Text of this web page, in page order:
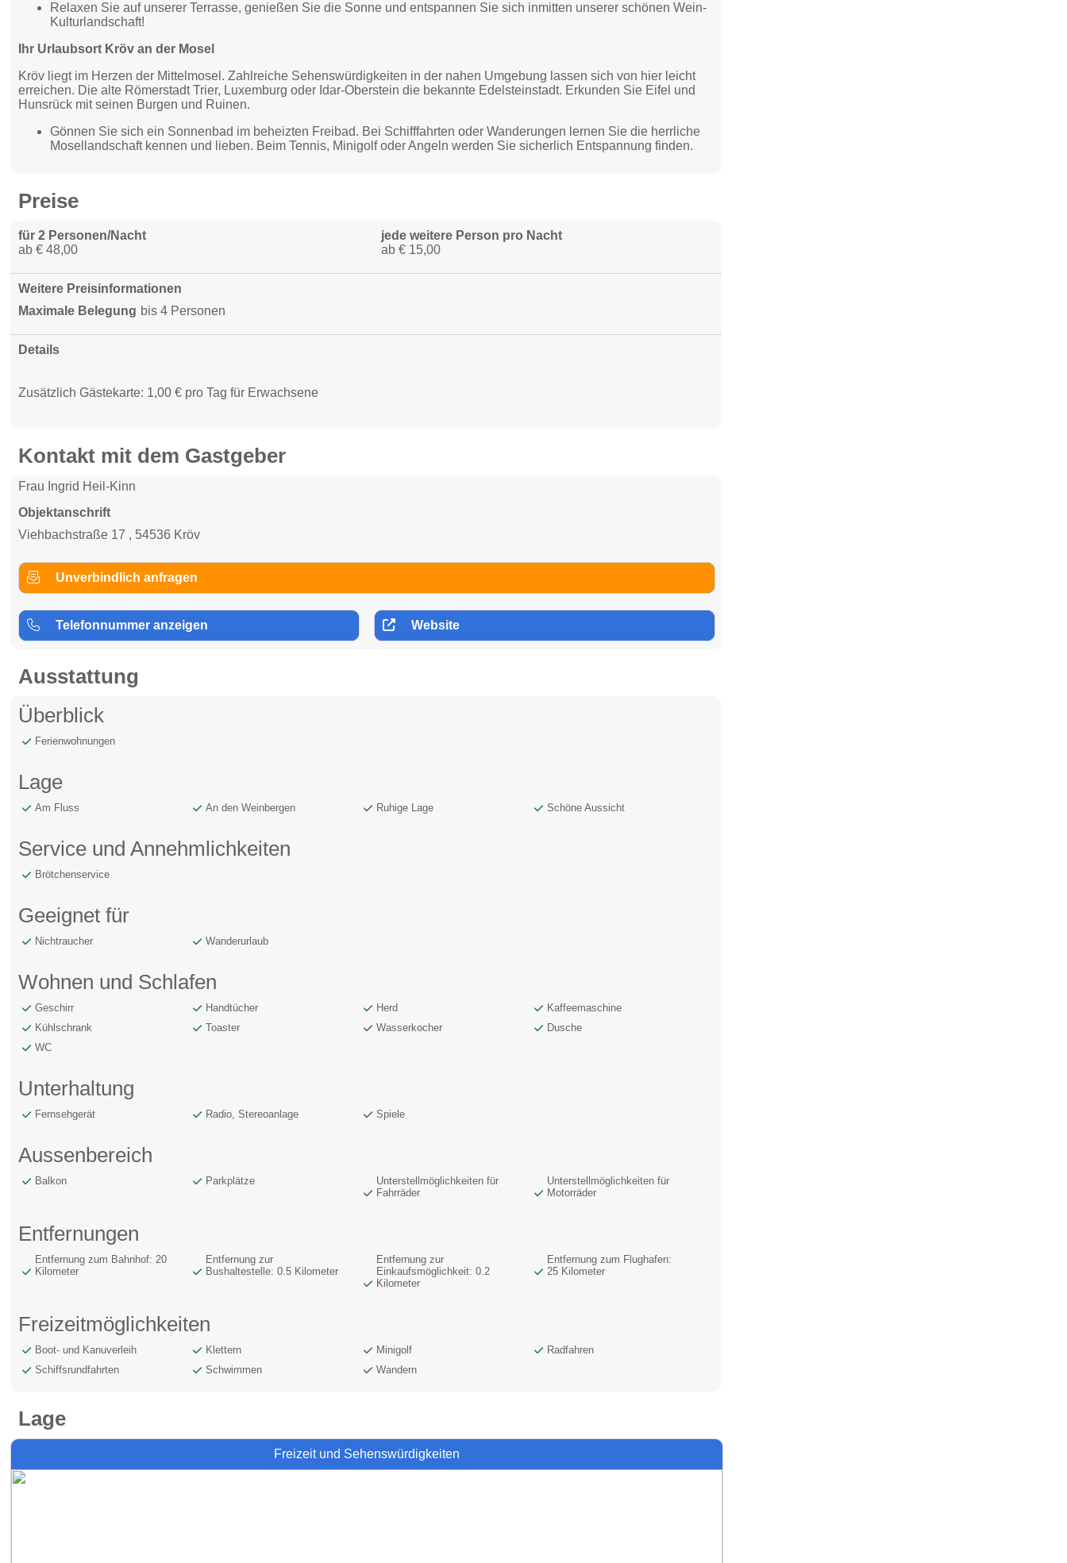
Relaxen Sie auf unserer Terrasse, genießen Sie die Sonne und entspannen Sie sich inmitten unserer schönen Wein-
Kulturlandschaft!
Ihr Urlaubsort Kröv an der Mosel
Kröv liegt im Herzen der Mittelmosel. Zahlreiche Sehenswürdigkeiten in der nahen Umgebung lassen sich von hier leicht
erreichen. Die alte Römerstadt Trier, Luxemburg oder Idar-Oberstein die bekannte Edelsteinstadt. Erkunden Sie Eifel und
Hunsrück mit seinen Burgen und Ruinen.
Gönnen Sie sich ein Sonnenbad im beheizten Freibad. Bei Schifffahrten oder Wanderungen lernen Sie die herrliche
Mosellandschaft kennen und lieben. Beim Tennis, Minigolf oder Angeln werden Sie sicherlich Entspannung finden.
Preise
für 2 Personen/Nacht
ab € 48,00
jede weitere Person pro Nacht
ab € 15,00
Weitere Preisinformationen
Maximale Belegung bis 4 Personen
Details
Zusätzlich Gästekarte: 1,00 € pro Tag für Erwachsene
Kontakt mit dem Gastgeber
Frau Ingrid Heil-Kinn
Objektanschrift
Viehbachstraße 17 , 54536 Kröv
Unverbindlich anfragen
Telefonnummer anzeigen Website
Ausstattung
Überblick
Ferienwohnungen
Lage
Am Fluss An den Weinbergen Ruhige Lage Schöne Aussicht
Service und Annehmlichkeiten
Brötchenservice
Geeignet für
Nichtraucher Wanderurlaub
Wohnen und Schlafen
Geschirr Handtücher Herd
Kaffeemaschine
Kühlschrank
Toaster Wasserkocher
Dusche
WC
Unterhaltung
Fernsehgerät Radio, Stereoanlage Spiele
Aussenbereich
Balkon Parkplätze
Unterstellmöglichkeiten für
Fahrräder
Unterstellmöglichkeiten für
Motorräder
Entfernungen
Entfernung zum Bahnhof: 20
Kilometer
Entfernung zur
Bushaltestelle: 0.5 Kilometer
Entfernung zur
Einkaufsmöglichkeit: 0.2
Kilometer
Entfernung zum Flughafen:
25 Kilometer
Freizeitmöglichkeiten
Boot- und Kanuverleih Klettern Minigolf
Radfahren
Schiffsrundfahrten
Schwimmen Wandern
Lage
Freizeit und Sehenswürdigkeiten